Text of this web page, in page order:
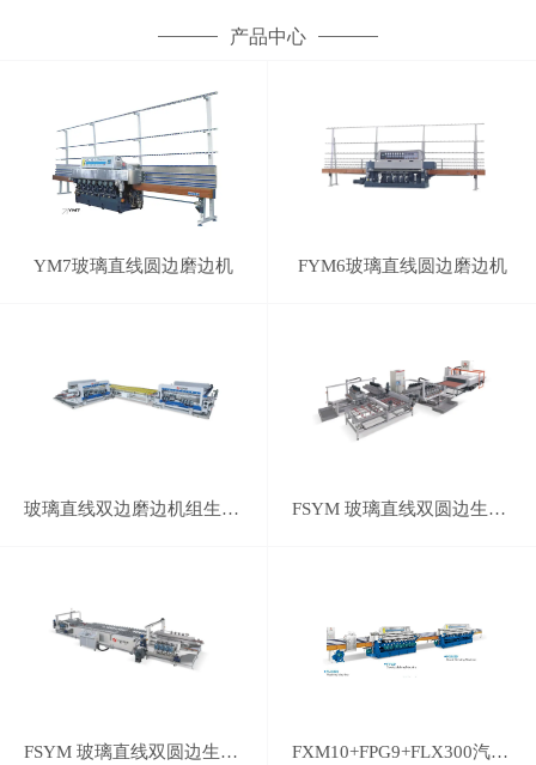
产品中心
YM7玻璃直线圆边磨边机 FYM6玻璃直线圆边磨边机
玻璃直线双边磨边机组生产线 FSYM 玻璃直线双圆边生产线
FSYM 玻璃直线双圆边生产线 FXM10+FPG9+FLX300汽车后视镜磨边线